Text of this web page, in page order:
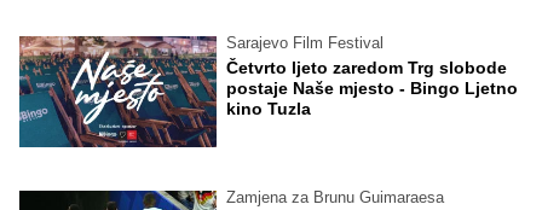
Sarajevo Film Festival
Četvrto ljeto zaredom Trg slobode
postaje Naše mjesto - Bingo Ljetno
kino Tuzla
Zamjena za Brunu Guimaraesa